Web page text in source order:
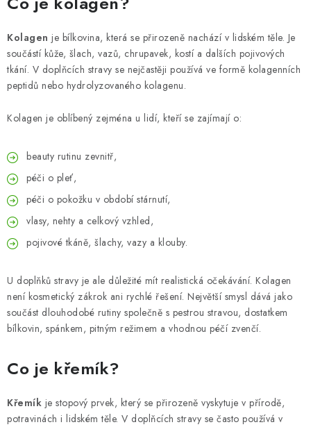
Kolagen je bílkovina, která se přirozeně nachází v lidském těle. Je
součástí kůže, šlach, vazů, chrupavek, kostí a dalších pojivových
tkání. V doplňcích stravy se nejčastěji používá ve formě kolagenních
peptidů nebo hydrolyzovaného kolagenu.
Kolagen je oblíbený zejména u lidí, kteří se zajímají o:
beauty rutinu zevnitř,
péči o pleť,
péči o pokožku v období stárnutí,
vlasy, nehty a celkový vzhled,
pojivové tkáně, šlachy, vazy a klouby.
U doplňků stravy je ale důležité mít realistická očekávání. Kolagen
není kosmetický zákrok ani rychlé řešení. Největší smysl dává jako
součást dlouhodobé rutiny společně s pestrou stravou, dostatkem
bílkovin, spánkem, pitným režimem a vhodnou péčí zvenčí.
Co je křemík?
Křemík je stopový prvek, který se přirozeně vyskytuje v přírodě,
potravinách i lidském těle. V doplňcích stravy se často používá v